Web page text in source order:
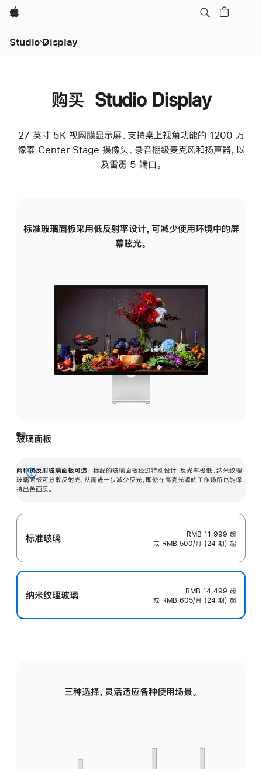
Apple
Studio Display
购买 Studio Display
27 英寸 5K 视网膜显示屏、支持桌上视角功能的 1200 万
像素 Center Stage 摄像头、录音棚级麦克风和扬声器，以
及雷雳 5 端口。
标准玻璃面板采用低反射率设计，可减少使用环境中的屏
幕眩光。
玻璃面板
两种抗反射玻璃面板可选。 标配的玻璃面板经过特别设计，反光率极低。纳米纹理
玻璃面板可分散反射光，从而进一步减少反光，即使在高亮光源的工作场所也能保
持出色画质。
展
开
标准玻璃 RMB 11,999 起
或 RMB 500/月 (24 期) 起
纳米纹理玻璃 RMB 14,499 起
或 RMB 605/月 (24 期) 起
三种选择，灵活适应各种使用场景。